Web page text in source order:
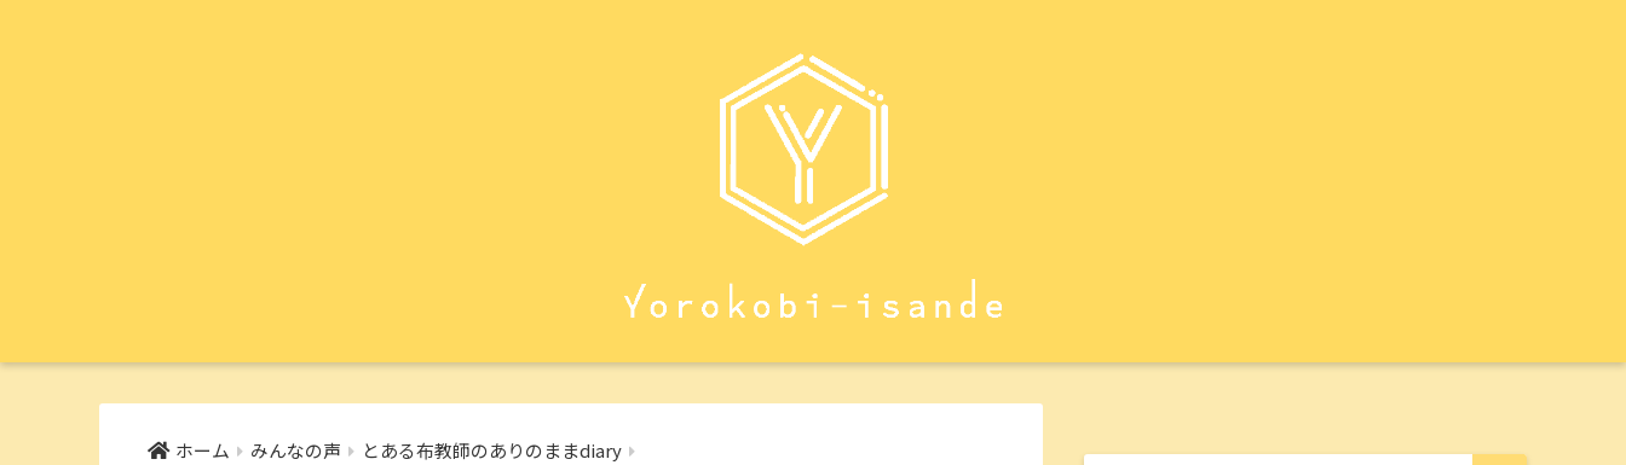
ホーム みんなの声 とある布教師のありのままdiary